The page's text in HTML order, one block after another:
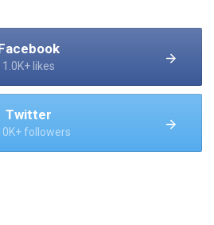
1.0K+ likes
Twitter
followers